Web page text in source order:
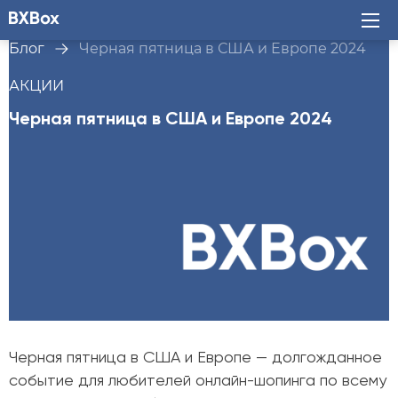
Блог Черная пятница в США и Европе 2024
АКЦИИ
Черная пятница в США и Европе 2024
Черная пятница в США и Европе — долгожданное
событие для любителей онлайн-шопинга по всему